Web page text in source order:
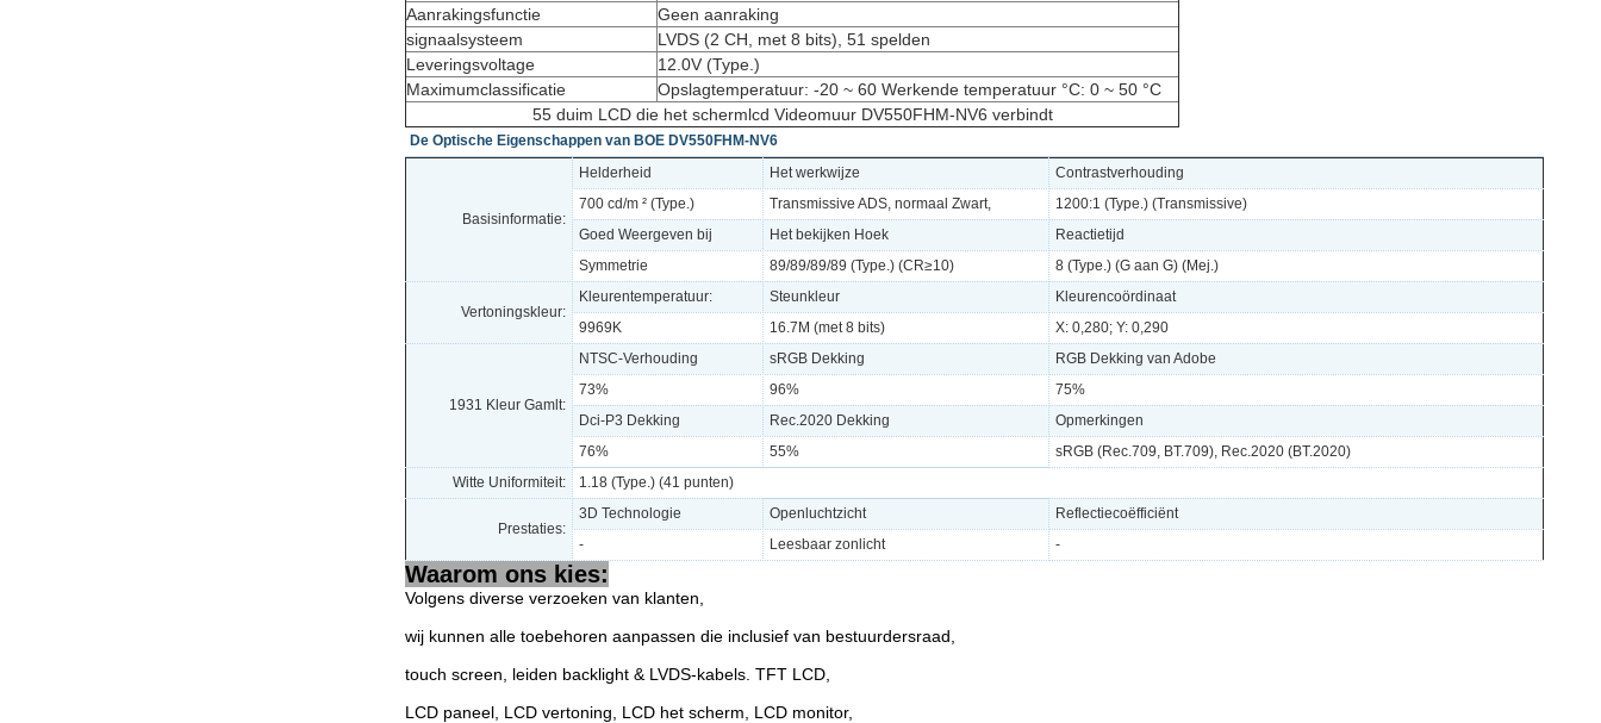
Aanrakingsfunctie
Geen aanraking
signaalsysteem
LVDS (2 CH, met 8 bits), 51 spelden
Leveringsvoltage
12.0V (Type.)
Maximumclassificatie
Opslagtemperatuur: -20 ~ 60 Werkende temperatuur °C: 0 ~ 50 °C
55 duim LCD die het schermlcd Videomuur DV550FHM-NV6 verbindt
De Optische Eigenschappen van BOE DV550FHM-NV6
Basisinformatie:
Helderheid Het werkwijze
Contrastverhouding
700 cd/m ² (Type.)
Transmissive ADS, normaal Zwart,
1200:1 (Type.) (Transmissive)
Goed Weergeven bij
Het bekijken Hoek
Reactietijd
Symmetrie
89/89/89/89 (Type.) (CR≥10) 8 (Type.) (G aan G) (Mej.)
Vertoningskleur:
Kleurentemperatuur: Steunkleur
Kleurencoördinaat
9969K
16.7M (met 8 bits) X: 0,280; Y: 0,290
1931 Kleur Gamlt:
NTSC-Verhouding sRGB Dekking
RGB Dekking van Adobe
73%
96%
75%
Dci-P3 Dekking
Rec.2020 Dekking
Opmerkingen
76%
55%
sRGB (Rec.709, BT.709), Rec.2020 (BT.2020)
Witte Uniformiteit:
1.18 (Type.) (41 punten)
Prestaties:
3D Technologie Openluchtzicht
Reflectiecoëfficiënt
-
Leesbaar zonlicht -
Waarom ons kies:
Volgens diverse verzoeken van klanten,
wij kunnen alle toebehoren aanpassen die inclusief van bestuurdersraad,
touch screen, leiden backlight & LVDS-kabels. TFT LCD,
LCD paneel, LCD vertoning, LCD het scherm, LCD monitor,